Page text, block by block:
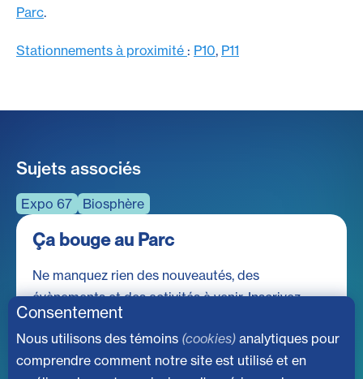
Parc.
Stationnements à proximité : P10, P11
Sujets associés
Expo 67 Biosphère
Ça bouge au Parc
Ne manquez rien des nouveautés, des
évènements et des activités à venir. Inscrivez-
vous à notre infolettre dès maintenant!
Consentement
Nous utilisons des témoins (cookies) analytiques pour
comprendre comment notre site est utilisé et en